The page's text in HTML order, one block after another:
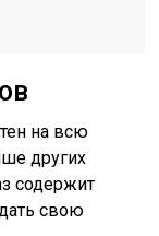
на всю
других
содержит
свою